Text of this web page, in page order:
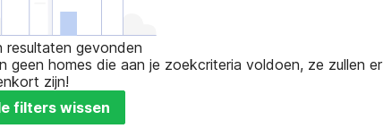
resultaten gevonden
geen homes die aan je zoekcriteria voldoen, ze zullen er
zijn!
filters wissen